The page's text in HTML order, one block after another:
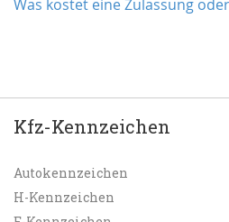
Was kostet eine Zulassung
Kfz-Kennzeichen
Autokennzeichen
H-Kennzeichen